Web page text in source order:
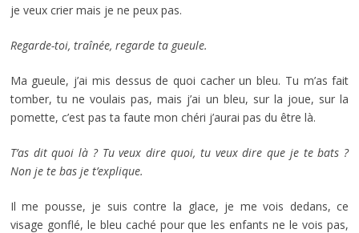
je veux crier mais je ne peux pas.
Regarde-toi, traînée, regarde ta gueule.
Ma gueule, j’ai mis dessus de quoi cacher un bleu. Tu m’as fait
tomber, tu ne voulais pas, mais j’ai un bleu, sur la joue, sur la
pomette, c’est pas ta faute mon chéri j’aurai pas du être là.
T’as dit quoi là ? Tu veux dire quoi, tu veux dire que je te bats ?
Non je te bas je t’explique.
Il me pousse, je suis contre la glace, je me vois dedans, ce
visage gonflé, le bleu caché pour que les enfants ne le vois pas,